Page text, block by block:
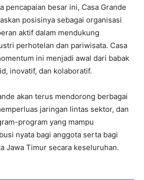
pencapaian besar ini, Casa Grande
posisinya sebagai organisasi
aktif dalam mendukung
perhotelan dan pariwisata. Casa
ini menjadi awal dari babak
inovatif, dan kolaboratif.
akan terus mendorong berbagai
jaringan lintas sektor, dan
program yang mampu
nyata bagi anggota serta bagi
Jawa Timur secara keseluruhan.